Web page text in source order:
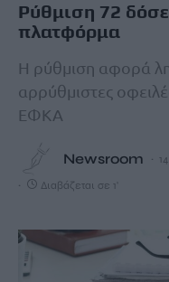
Ρύθμιση 72
πλατφόρμα
Η ρύθμιση αφορά
αρρύθμιστες
ΕΦΚΑ
Newsroom
Διαβάζεται σε 1'